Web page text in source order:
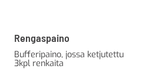
Rengaspaino
Bufferipaino, jossa ketjutettu
3kpl renkaita